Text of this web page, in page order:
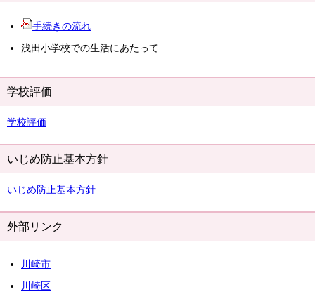
手続きの流れ
浅田小学校での生活にあたって
学校評価
学校評価
いじめ防止基本方針
いじめ防止基本方針
外部リンク
川崎市
川崎区